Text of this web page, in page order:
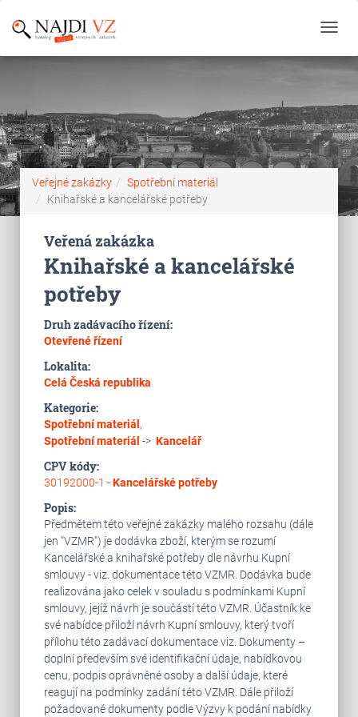
Veřejné zakázky
Spotřební materiál
Knihařské a kancelářské potřeby
Veřená zakázka
Knihařské a kancelářské
potřeby
Druh zadávacího řízení:
Otevřené řízení
Lokalita:
Celá Česká republika
Kategorie:
Spotřební materiál ,
Spotřební materiál -> Kancelář
CPV kódy:
30192000-1 -Kancelářské potřeby
Popis:
Předmětem této veřejné zakázky malého rozsahu (dále
jen "VZMR") je dodávka zboží, kterým se rozumí
Kancelářské a knihařské potřeby dle návrhu Kupní
smlouvy - viz. dokumentace této VZMR. Dodávka bude
realizována jako celek v souladu s podmínkami Kupní
smlouvy, jejíž návrh je součástí této VZMR. Účastník ke
své nabídce přiloží návrh Kupní smlouvy, který tvoří
přílohu této zadávací dokumentace viz. Dokumenty –
doplní především své identifikační údaje, nabídkovou
cenu, podpis oprávněné osoby a další údaje, které
reagují na podmínky zadání této VZMR. Dále přiloží
požadované dokumenty podle Výzvy k podání nabídky